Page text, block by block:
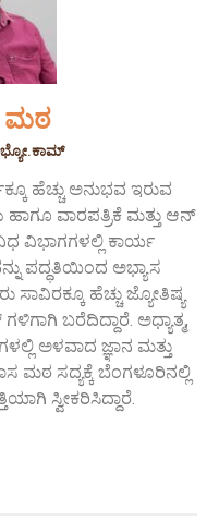
ಮಠ
ಹೆಚ್ಚು ಅನುಭವ ಇರುವ
ಹಾಗೂ ವಾರಪತ್ರಿಕೆ ಮತ್ತು ಆನ್
ವಿಭಾಗಗಳಲ್ಲಿ ಕಾರ್ಯ
ಪದ್ಧತಿಯಿಂದ ಅಭ್ಯಾಸ
ಹೆಚ್ಚು ಜ್ಯೋತಿಷ್ಯ
ಬರೆದಿದ್ದಾರೆ. ಅಧ್ಯಾತ್ಮ,
ಅಳವಾದ ಜ್ಞಾನ ಮತ್ತು
ಮಠ ಸದ್ಯಕ್ಕೆ ಬೆಂಗಳೂರಿನಲ್ಲಿ
ಸ್ವೀಕರಿಸಿದ್ದಾರೆ.